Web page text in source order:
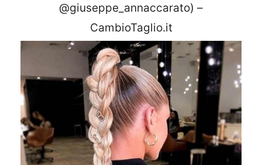
@giuseppe_annaccarato) –
CambioTaglio.it